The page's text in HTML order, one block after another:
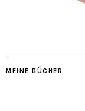
MEINE BÜCHER